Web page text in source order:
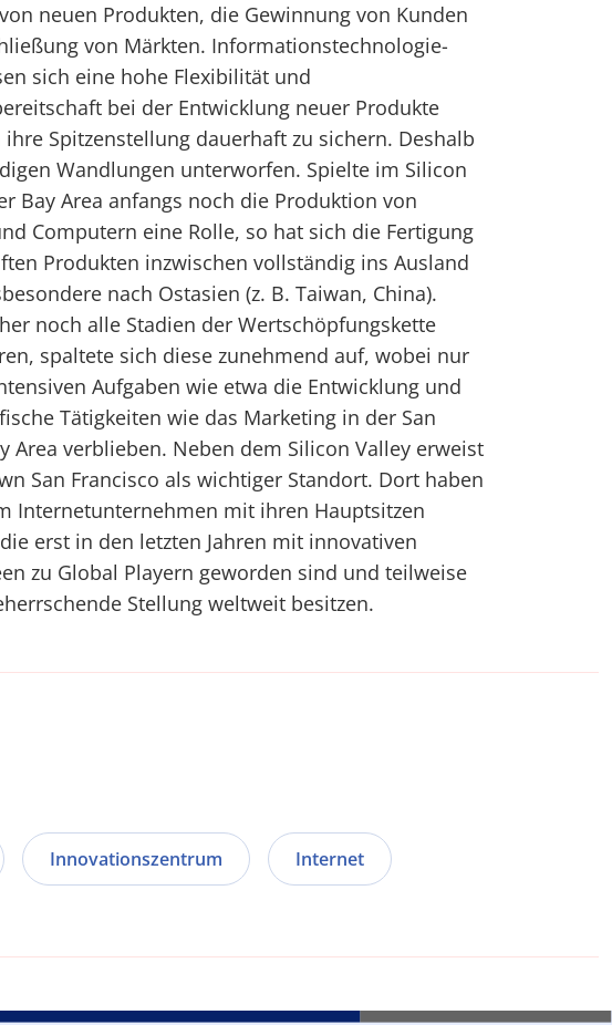
neuen Produkten, die Gewinnung von Kunden
von Märkten. Informationstechnologie-
sich eine hohe Flexibilität und
bei der Entwicklung neuer Produkte
Spitzenstellung dauerhaft zu sichern. Deshalb
Wandlungen unterworfen. Spielte im Silicon
Bay Area anfangs noch die Produktion von
Computern eine Rolle, so hat sich die Fertigung
Produkten inzwischen vollständig ins Ausland
nach Ostasien (z. B. Taiwan, China).
noch alle Stadien der Wertschöpfungskette
spaltete sich diese zunehmend auf, wobei nur
Aufgaben wie etwa die Entwicklung und
Tätigkeiten wie das Marketing in der San
Area verblieben. Neben dem Silicon Valley erweist
San Francisco als wichtiger Standort. Dort haben
Internetunternehmen mit ihren Hauptsitzen
erst in den letzten Jahren mit innovativen
zu Global Playern geworden sind und teilweise
Stellung weltweit besitzen.
Innovationszentrum Internet